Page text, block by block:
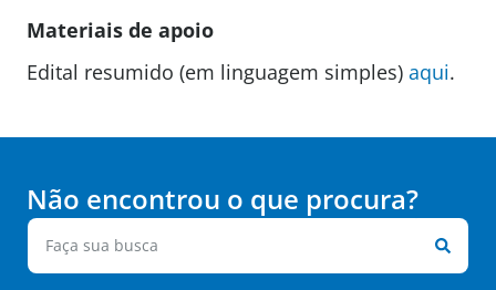
Materiais de apoio
Edital resumido (em linguagem simples) aqui.
Não encontrou o que procura?